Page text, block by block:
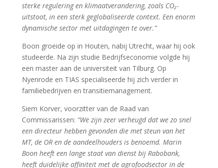
sterke regulering en klimaatverandering, zoals CO₂-
uitstoot, in een sterk geglobaliseerde context. Een enorm
dynamische sector met uitdagingen te over.”
Boon groeide op in Houten, nabij Utrecht, waar hij ook
studeerde. Na zijn studie Bedrijfseconomie volgde hij
een master aan de universiteit van Tilburg. Op
Nyenrode en TIAS specialiseerde hij zich verder in
familiebedrijven en transitiemanagement.
Siem Korver, voorzitter van de Raad van
Commissarissen: “We zijn zeer verheugd dat we zo snel
een directeur hebben gevonden die met steun van het
MT, de OR en de aandeelhouders is benoemd. Marin
Boon heeft een lange staat van dienst bij Rabobank,
heeft duidelijke affiniteit met de agrofoodsector in de